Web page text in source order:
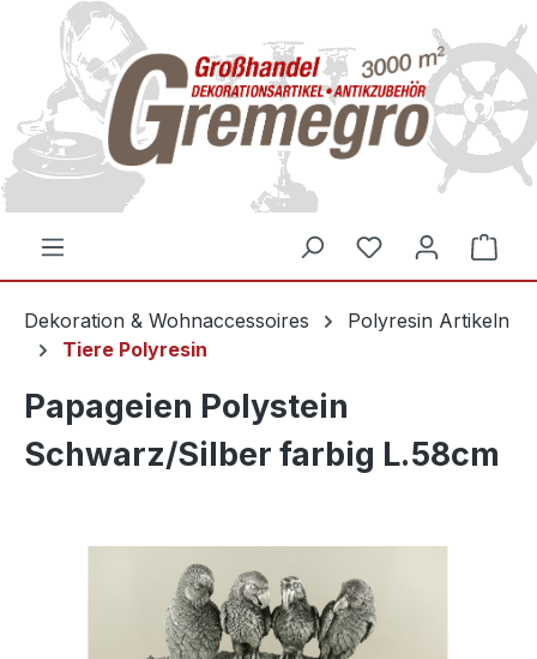
springen
Dekoration & Wohnaccessoires
Polyresin Artikeln
Tiere Polyresin
Papageien Polystein
Schwarz/Silber farbig L.58cm